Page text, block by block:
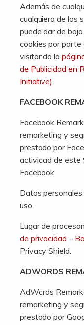
Además de
cualquiera de los
puede dar de
cookies por parte
visitando la
de Publicidad en
Initiative).
FACEBOOK
Facebook
remarketing y
prestado por
actividad de este
Facebook.
Datos
uso.
Lugar de
de privacidad –
Privacy Shield.
ADWORDS
AdWords
remarketing y
prestado por